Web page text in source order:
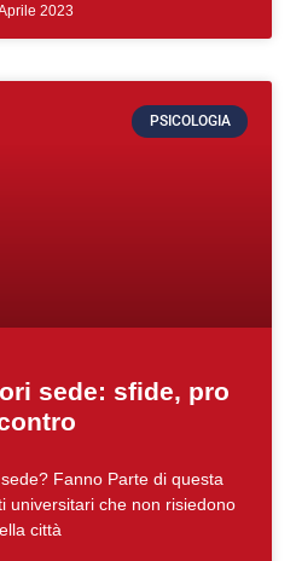
2023
PSICOLOGIA
sede: sfide, pro
Fanno Parte di questa
universitari che non risiedono
città